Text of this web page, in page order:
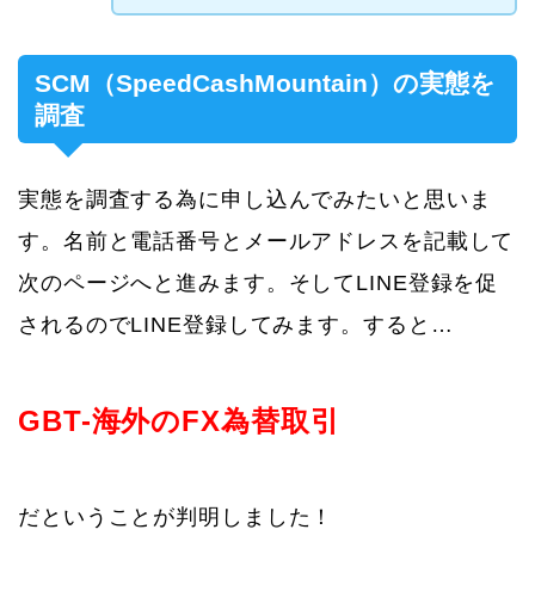
SCM（SpeedCashMountain）の実態を
調査
実態を調査する為に申し込んでみたいと思いま
す。名前と電話番号とメールアドレスを記載して
次のページへと進みます。そしてLINE登録を促
されるのでLINE登録してみます。すると…
GBT-海外のFX為替取引
だということが判明しました！